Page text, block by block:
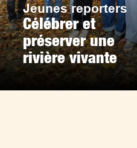
Jeunes reporters
Célébrer et
préserver une
rivière vivante